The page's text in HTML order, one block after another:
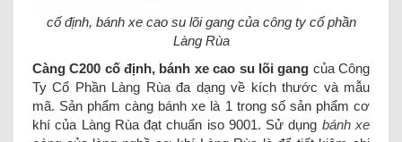
cố định, bánh xe cao su lõi gang của công ty cổ phần
Làng Rùa
Càng C200 cố định, bánh xe cao su lõi gang của Công
Ty Cổ Phần Làng Rùa đa dạng về kích thước và mẫu
mã. Sản phẩm càng bánh xe là 1 trong số sản phẩm cơ
khí của Làng Rùa đạt chuẩn iso 9001. Sử dụng bánh xe